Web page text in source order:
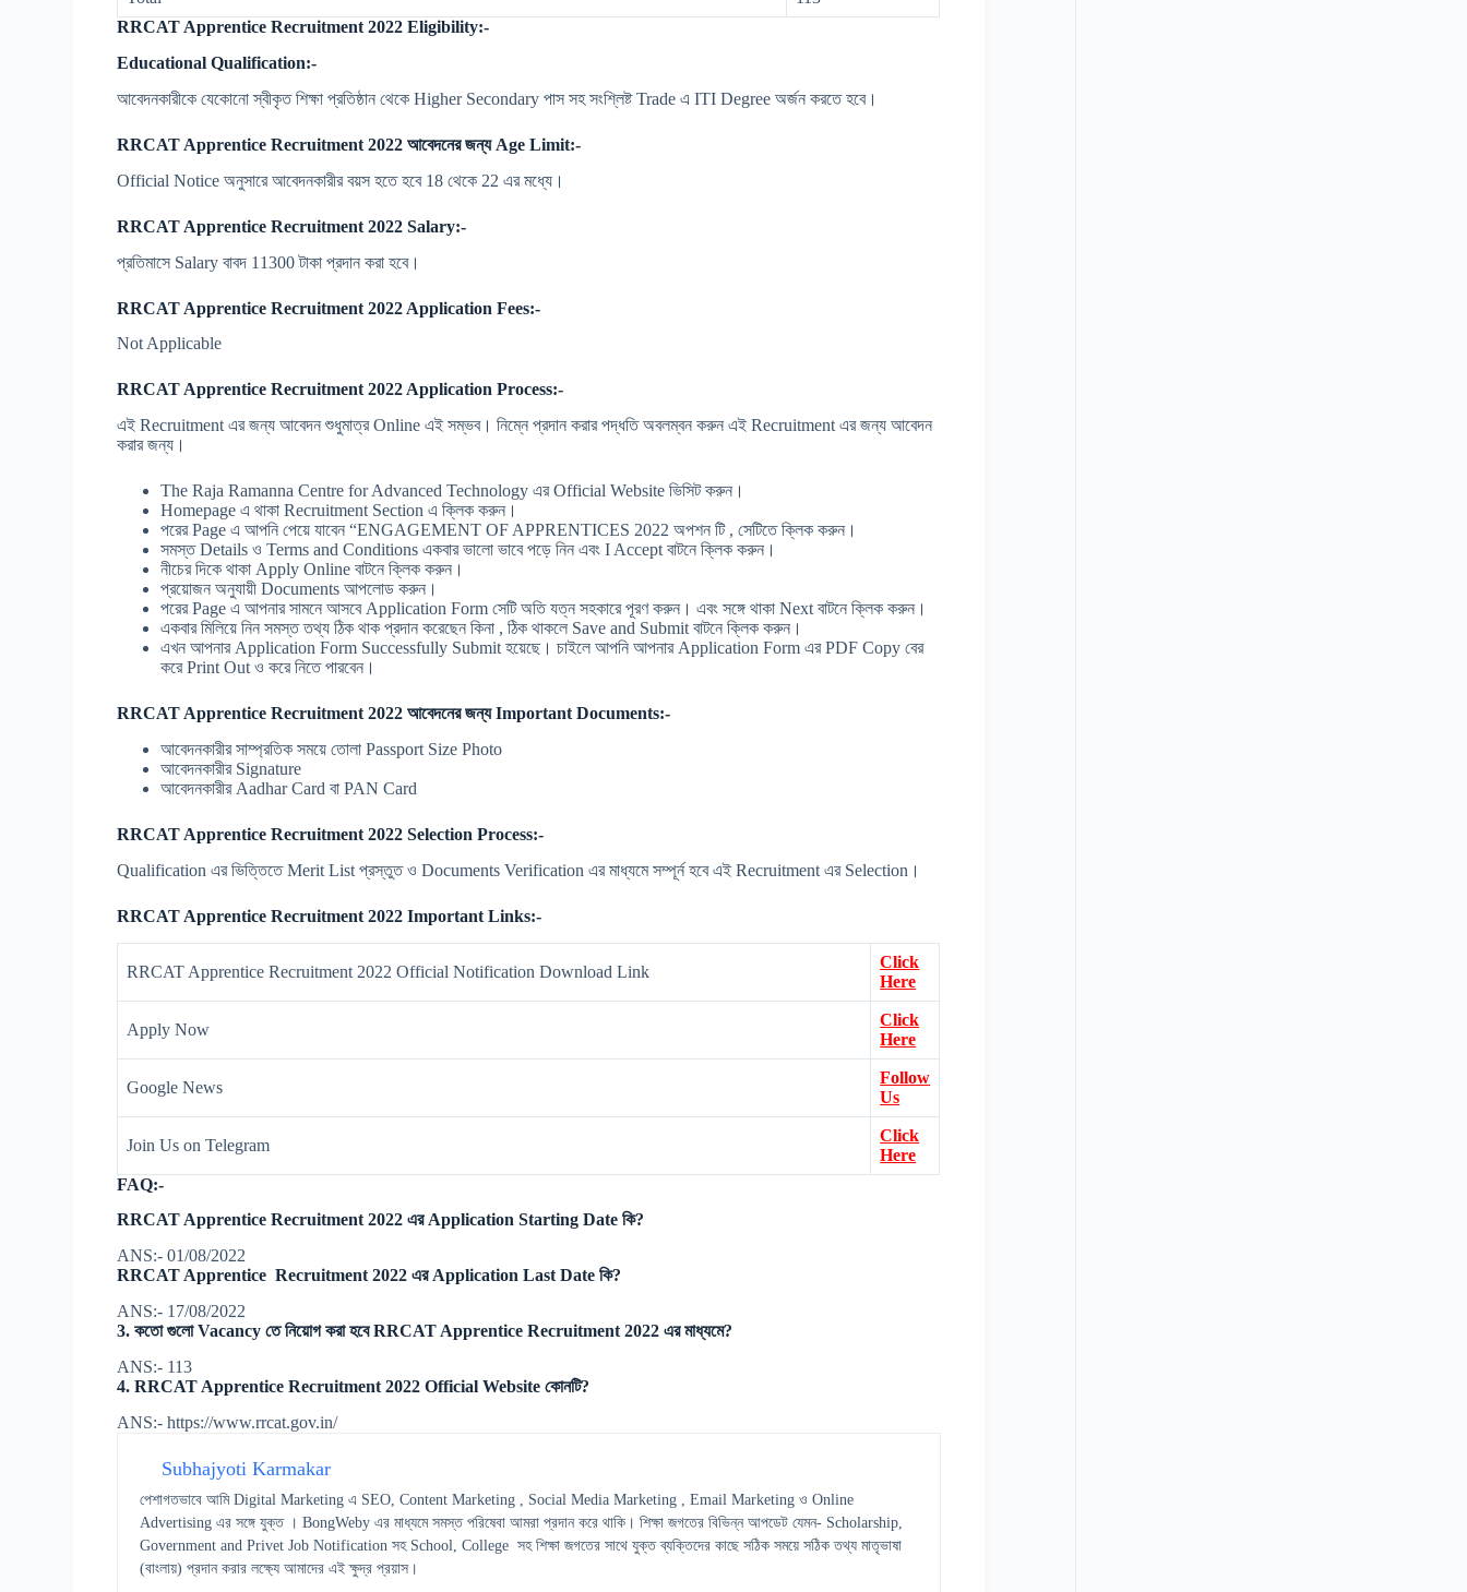
RRCAT Apprentice Recruitment 2022 Eligibility:-
Educational Qualification:-
আবেদনকারীকে যেকোনো স্বীকৃত শিক্ষা প্রতিষ্ঠান থেকে Higher Secondary পাস সহ সংশ্লিষ্ট Trade এ ITI Degree অর্জন করতে হবে।
RRCAT Apprentice Recruitment 2022 আবেদনের জন্য Age Limit:-
Official Notice অনুসারে আবেদনকারীর বয়স হতে হবে 18 থেকে 22 এর মধ্যে।
RRCAT Apprentice Recruitment 2022 Salary:-
প্রতিমাসে Salary বাবদ 11300 টাকা প্রদান করা হবে।
RRCAT Apprentice Recruitment 2022 Application Fees:-
Not Applicable
RRCAT Apprentice Recruitment 2022 Application Process:-
এই Recruitment এর জন্য আবেদন শুধুমাত্র Online এই সম্ভব। নিম্নে প্রদান করার পদ্ধতি অবলম্বন করুন এই Recruitment এর জন্য আবেদন
করার জন্য।
The Raja Ramanna Centre for Advanced Technology এর Official Website ভিসিট করুন।
Homepage এ থাকা Recruitment Section এ ক্লিক করুন।
পরের Page এ আপনি পেয়ে যাবেন “ENGAGEMENT OF APPRENTICES 2022 অপশন টি , সেটিতে ক্লিক করুন।
সমস্ত Details ও Terms and Conditions একবার ভালো ভাবে পড়ে নিন এবং I Accept বাটনে ক্লিক করুন।
নীচের দিকে থাকা Apply Online বাটনে ক্লিক করুন।
প্রয়োজন অনুযায়ী Documents আপলোড করুন।
পরের Page এ আপনার সামনে আসবে Application Form সেটি অতি যত্ন সহকারে পূরণ করুন। এবং সঙ্গে থাকা Next বাটনে ক্লিক করুন।
একবার মিলিয়ে নিন সমস্ত তথ্য ঠিক থাক প্রদান করেছেন কিনা , ঠিক থাকলে Save and Submit বাটনে ক্লিক করুন।
এখন আপনার Application Form Successfully Submit হয়েছে। চাইলে আপনি আপনার Application Form এর PDF Copy বের
করে Print Out ও করে নিতে পারবেন।
RRCAT Apprentice Recruitment 2022 আবেদনের জন্য Important Documents:-
আবেদনকারীর সাম্প্রতিক সময়ে তোলা Passport Size Photo
আবেদনকারীর Signature
আবেদনকারীর Aadhar Card বা PAN Card
RRCAT Apprentice Recruitment 2022 Selection Process:-
Qualification এর ভিত্তিতে Merit List প্রস্তুত ও Documents Verification এর মাধ্যমে সম্পূর্ন হবে এই Recruitment এর Selection।
RRCAT Apprentice Recruitment 2022 Important Links:-
RRCAT Apprentice Recruitment 2022 Official Notification Download Link
Click
Here
Apply Now
Click
Here
Google News
Follow
Us
Join Us on Telegram
Click
Here
FAQ:-
RRCAT Apprentice Recruitment 2022 এর Application Starting Date কি?
ANS:- 01/08/2022
RRCAT Apprentice Recruitment 2022 এর Application Last Date কি?
ANS:- 17/08/2022
3. কতো গুলো Vacancy তে নিয়োগ করা হবে RRCAT Apprentice Recruitment 2022 এর মাধ্যমে?
ANS:- 113
4. RRCAT Apprentice Recruitment 2022 Official Website কোনটি?
ANS:- https://www.rrcat.gov.in/
Subhajyoti Karmakar
পেশাগতভাবে আমি Digital Marketing এ SEO, Content Marketing , Social Media Marketing , Email Marketing ও Online
Advertising এর সঙ্গে যুক্ত । BongWeby এর মাধ্যমে সমস্ত পরিষেবা আমরা প্রদান করে থাকি। শিক্ষা জগতের বিভিন্ন আপডেট যেমন- Scholarship,
Government and Privet Job Notification সহ School, College সহ শিক্ষা জগতের সাথে যুক্ত ব্যক্তিদের কাছে সঠিক সময়ে সঠিক তথ্য মাতৃভাষা
(বাংলায়) প্রদান করার লক্ষ্যে আমাদের এই ক্ষুদ্র প্রয়াস।